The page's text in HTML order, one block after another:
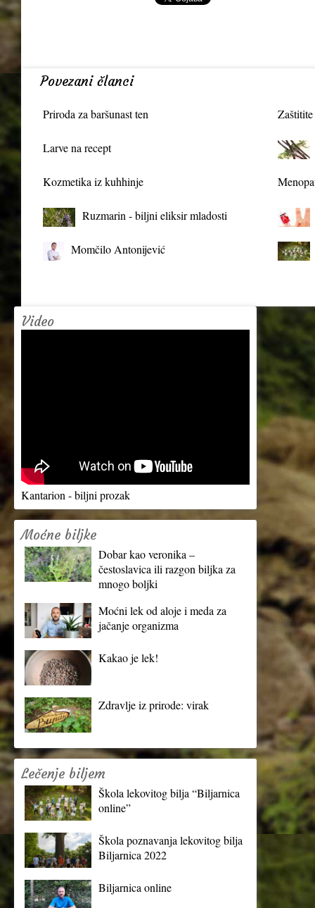
Povezani članci
Priroda za baršunast ten
Larve na recept
Kozmetika iz kuhhinje
Ruzmarin - biljni eliksir mladosti
Momčilo Antonijević
Video
Kantarion - biljni prozak
Moćne biljke
Dobar kao veronika –
čestoslavica ili razgon biljka za
mnogo boljki
Moćni lek od aloje i meda za
jačanje organizma
Kakao je lek!
Zdravlje iz prirode: virak
Lečenje biljem
Škola lekovitog bilja “Biljarnica
online”
Škola poznavanja lekovitog bilja
Biljarnica 2022
Biljarnica online